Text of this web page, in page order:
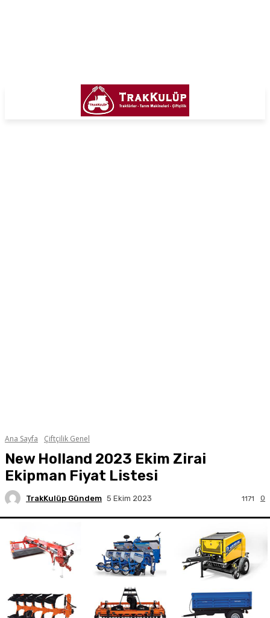
Ana Sayfa Çiftçilik Genel
New Holland 2023 Ekim Zirai
Ekipman Fiyat Listesi
TrakKulüp Gündem 5 Ekim 2023 0
1171